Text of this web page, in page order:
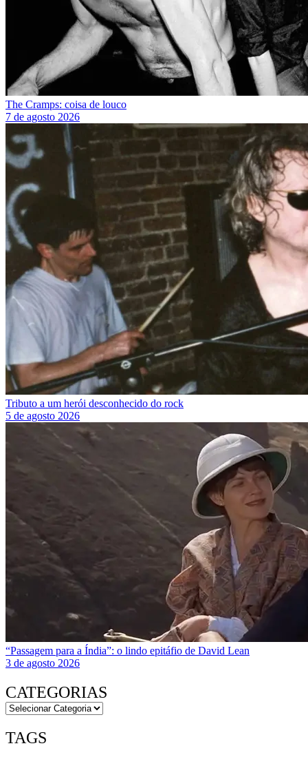
The Cramps: coisa de louco
7 de agosto 2026
Tributo a um herói desconhecido do rock
5 de agosto 2026
“Passagem para a Índia”: o lindo epitáfio de David Lean
3 de agosto 2026
CATEGORIAS
TAGS